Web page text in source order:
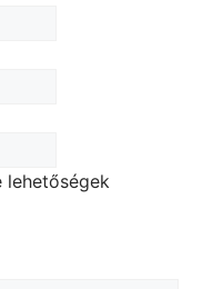
lehetőségek